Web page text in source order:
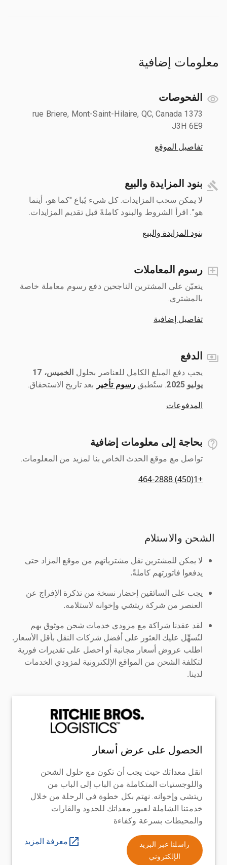
معلومات إضافية
الفحوصات
1373 rue Briere, Mont-Saint-Hilaire, QC, Canada
J3H 6E9
تفاصيل الموقع
بنود المزايدة والبيع
لا يمكن سحب المزايدات. كل شيء يُباع "كما هو، أينما
هو". اقرأ الشروط والبنود كاملةً قبل تقديم المزايدات.
بنود المزايدة والبيع
رسوم المعاملات
يتعيّن على المشترين الناجحين دفع رسوم معاملة خاصة
بالمشتري.
تفاصيل إضافية
الدفع
يجب دفع المبلغ الكامل للعناصر بحلول ‎
الخميس، 17
يوليو 2025
رسوم تأخير بعد تاريخ الاستحقاق.
المدفوعات
بحاجة إلى معلومات إضافية
تواصل مع موقع الحدث الخاص بنا لمزيد من المعلومات.
+1(450) 464-2888
الشحن والاستلام
لا يمكن للمشترين نقل مشترياتهم من موقع المزاد حتى
يدفعوا فاتورتهم كاملةً.
يجب على السائقين إحضار نسخة من تذكرة الإفراج عن
العنصر من شركة ريتشي وإخوانه لاستلامه.
لقد عقدنا شراكة مع مزودي خدمات شحن موثوق بهم
لنُسهِّل عليك العثور على أفضل شركات النقل بأقل الأسعار.
اطلب عروض أسعار مجانية أو احصل على تقديرات فورية
لتكلفة الشحن من المواقع الإلكترونية لمزودي الخدمات
لدينا.
الحصول على عرض أسعار
انقل معداتك حيث يجب أن تكون مع حلول الشحن
واللوجستيات المتكاملة من الباب إلى الباب من
ريتشي وإخوانه. نهتم بكل خطوة في الرحلة من خلال
خدمتنا الشاملة لعبور معداتك للحدود والقارات
والمحيطات بسرعة وكفاءة
راسلنا عبر البريد
الإلكتروني
معرفة المزيد